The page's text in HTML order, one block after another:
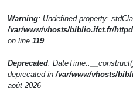
Warning: Undefined property:
/var/www/vhosts/biblio.ifct.fr/
on line 119
Deprecated:
deprecated in/var/www/vhosts/
août 2026